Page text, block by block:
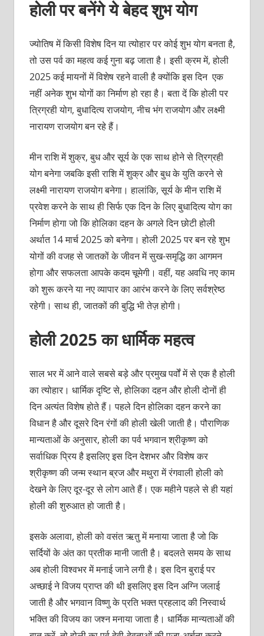
होली पर बनेंगे ये बेहद शुभ योग
ज्योतिष में किसी विशेष दिन या त्योहार पर कोई शुभ योग बनता है,
तो उस पर्व का महत्व कई गुना बढ़ जाता है। इसी क्रम में, होली
2025 कई मायनों में विशेष रहने वाली है क्योंकि इस दिन एक
नहीं अनेक शुभ योगों का निर्माण हो रहा है। बता दें कि होली पर
त्रिग्रही योग, बुधादित्य राजयोग, नीच भंग राजयोग और लक्ष्मी
नारायण राजयोग बन रहे हैं।
मीन राशि में शुक्र, बुध और सूर्य के एक साथ होने से त्रिग्रही
योग बनेगा जबकि इसी राशि में शुक्र और बुध के युति करने से
लक्ष्मी नारायण राजयोग बनेगा। हालांकि, सूर्य के मीन राशि में
प्रवेश करने के साथ ही सिर्फ एक दिन के लिए बुधादित्य योग का
निर्माण होगा जो कि होलिका दहन के अगले दिन छोटी होली
अर्थात 14 मार्च 2025 को बनेगा। होली 2025 पर बन रहे शुभ
योगों की वजह से जातकों के जीवन में सुख-समृद्धि का आगमन
होगा और सफलता आपके कदम चूमेगी। वहीं, यह अवधि नए काम
को शुरू करने या नए व्यापार का आरंभ करने के लिए सर्वश्रेष्ठ
रहेगी। साथ ही, जातकों की बुद्धि भी तेज़ होगी।
होली 2025 का धार्मिक महत्व
साल भर में आने वाले सबसे बड़े और प्रमुख पर्वों में से एक है होली
का त्योहार। धार्मिक दृष्टि से, होलिका दहन और होली दोनों ही
दिन अत्यंत विशेष होते हैं। पहले दिन होलिका दहन करने का
विधान है और दूसरे दिन रंगों की होली खेली जाती है। पौराणिक
मान्यताओं के अनुसार, होली का पर्व भगवान श्रीकृष्ण को
सर्वाधिक प्रिय है इसलिए इस दिन देशभर और विशेष कर
श्रीकृष्ण की जन्म स्थान ब्रज और मथुरा में रंगवाली होली को
देखने के लिए दूर-दूर से लोग आते हैं। एक महीने पहले से ही यहां
होली की शुरुआत हो जाती है।
इसके अलावा, होली को वसंत ऋतु में मनाया जाता है जो कि
सर्दियों के अंत का प्रतीक मानी जाती है। बदलते समय के साथ
अब होली विश्वभर में मनाई जाने लगी है। इस दिन बुराई पर
अच्छाई ने विजय प्राप्त की थी इसलिए इस दिन अग्नि जलाई
जाती है और भगवान विष्णु के प्रति भक्त प्रहलाद की निस्वार्थ
भक्ति की विजय का जश्न मनाया जाता है। धार्मिक मान्यताओं की